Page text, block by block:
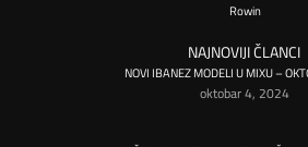
Rowin
NAJNOVIJI ČLANCI
NOVI IBANEZ MODELI U MIXU –
oktobar 4, 2024